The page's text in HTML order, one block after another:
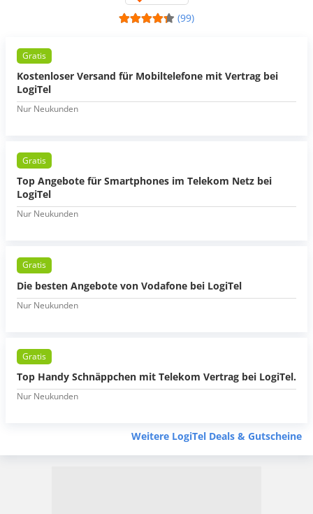
(99)
Gratis
Kostenloser Versand für Mobiltelefone mit Vertrag bei
LogiTel
Nur Neukunden
Gratis
Top Angebote für Smartphones im Telekom Netz bei
LogiTel
Nur Neukunden
Gratis
Die besten Angebote von Vodafone bei LogiTel
Nur Neukunden
Gratis
Top Handy Schnäppchen mit Telekom Vertrag bei LogiTel.
Nur Neukunden
Weitere LogiTel Deals & Gutscheine